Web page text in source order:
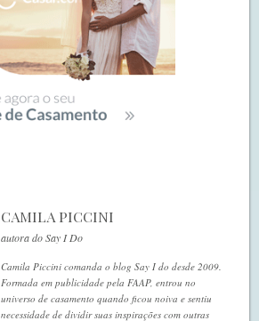
CAMILA PICCINI
autora do Say I Do
Camila Piccini comanda o blog Say I do desde 2009.
Formada em publicidade pela FAAP, entrou no
universo de casamento quando ficou noiva e sentiu
necessidade de dividir suas inspirações com outras